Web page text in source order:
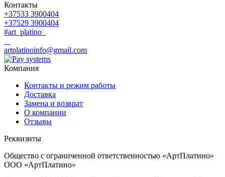
Контакты
+37533 3900404
+37529 3900404
#art_platino
artplatinoinfo@gmail.com
Компания
Контакты и режим работы
Доставка
Замена и возврат
О компании
Отзывы
Реквизиты
Общество с ограниченной ответственностью «АртПлатино»
ООО «АртПлатино»